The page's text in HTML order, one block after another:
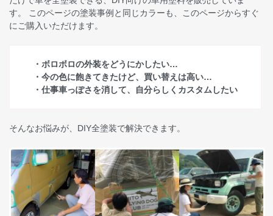
す。 このページの塗装事例と同じカラーも、このページからすぐ
にご購入いただけます。
・ボロボロの外装をどうにかしたい…
・今の色に飽きてきたけど、買い替えは高い…
・仕事車っぽさを消して、自分らしくカスタムしたい
そんなお悩みが、DIY全塗装で解決できます。